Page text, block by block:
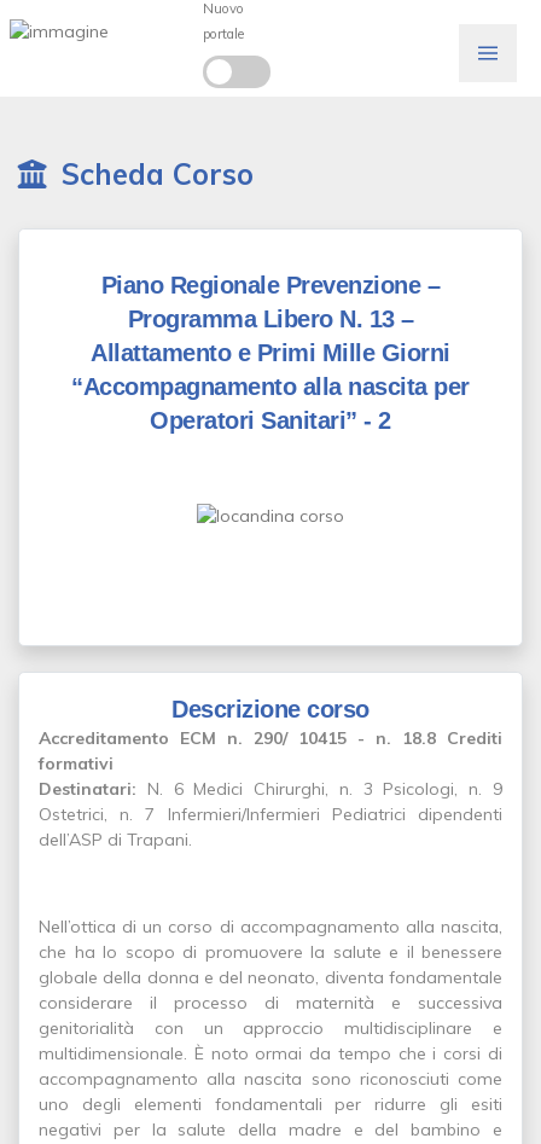
Scheda Corso
Piano Regionale Prevenzione –
Programma Libero N. 13 –
Allattamento e Primi Mille Giorni
“Accompagnamento alla nascita per
Operatori Sanitari” - 2
Descrizione corso
Accreditamento ECM n. 290/ 10415 - n. 18.8 Crediti
formativi
Destinatari: N. 6 Medici Chirurghi, n. 3 Psicologi, n. 9
Ostetrici, n. 7 Infermieri/Infermieri Pediatrici dipendenti
dell’ASP di Trapani.
Nell’ottica di un corso di accompagnamento alla nascita,
che ha lo scopo di promuovere la salute e il benessere
globale della donna e del neonato, diventa fondamentale
considerare il processo di maternità e successiva
genitorialità con un approccio multidisciplinare e
multidimensionale. È noto ormai da tempo che i corsi di
accompagnamento alla nascita sono riconosciuti come
uno degli elementi fondamentali per ridurre gli esiti
negativi per la salute della madre e del bambino e